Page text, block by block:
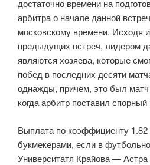
достаточно времени на
арбитра о начале данной
московскому времени. Исходя
предыдущих встреч, лидером
являются хозяева, которые
побед в последних десяти
однажды, причем, это был матч
когда арбитр поставил спорный
Выплата по коэффициенту
букмекерами, если в
Университатя Крайова —